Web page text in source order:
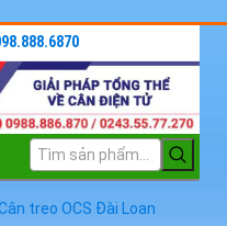
treo OCS Đài Loan